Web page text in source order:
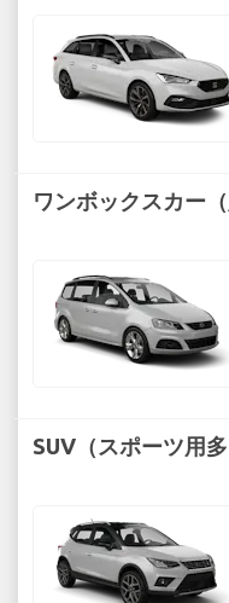
ワンボックスカー（
SUV（スポーツ用多